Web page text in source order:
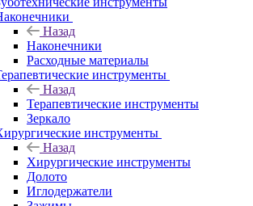
Назад
Наконечники
Расходные материалы
инструменты
Назад
Терапевтические инструменты
Зеркало
инструменты
Назад
Хирургические инструменты
Долото
Иглодержатели